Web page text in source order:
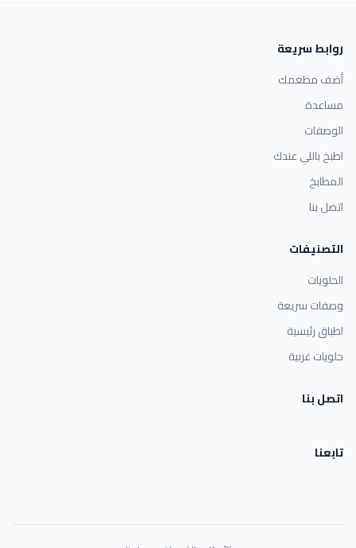
روابط سريعة
أضف مطعمك
مساعدة
الوصفات
اطبخ باللي عندك
المطابخ
اتصل بنا
التصنيفات
الحلويات
وصفات سريعة
اطباق رئيسية
حلويات غربية
اتصل بنا
تابعنا